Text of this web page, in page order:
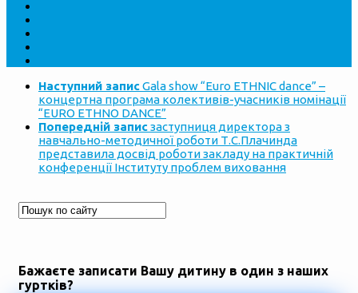
Наступний записGala show “Euro ETHNIC dance” –
концертна програма колективів-учасників номінації
“EURO ETHNO DANCE”
Попередній записзаступниця директора з
навчально-методичної роботи Т.С.Плачинда
представила досвід роботи закладу на практичній
конференції Інституту проблем виховання
Бажаєте записати Вашу дитину в один з наших
гуртків?